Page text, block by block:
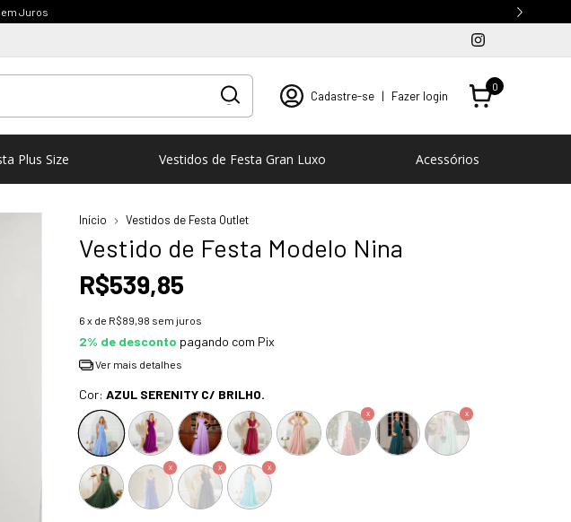
Burocracia
Cadastre-se | Fazer login
0
Plus Size Vestidos de Festa Gran Luxo Acessórios
Início Vestidos de Festa Outlet
Vestido de Festa Modelo Nina
R$539,85
6 x de R$89,98 sem juros
2% de desconto pagando com Pix
Ver mais detalhes
Cor: AZUL SERENITY C/ BRILHO.